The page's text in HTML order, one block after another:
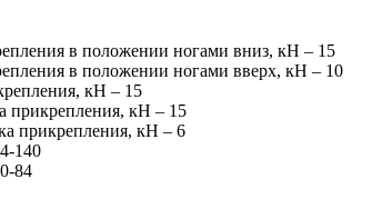
в положении ногами вниз, кН – 15
в положении ногами вверх, кН – 10
кН – 15
прикрепления, кН – 15
прикрепления, кН – 6
140
84